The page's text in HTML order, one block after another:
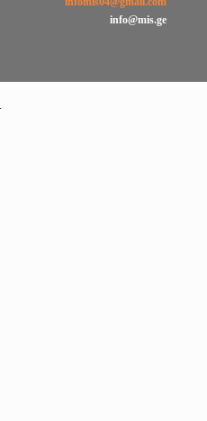
info@mis.ge